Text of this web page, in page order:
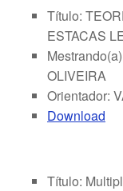
Título:
ESTACAS
OLIVEIRA
Orientador:
Download
Título: